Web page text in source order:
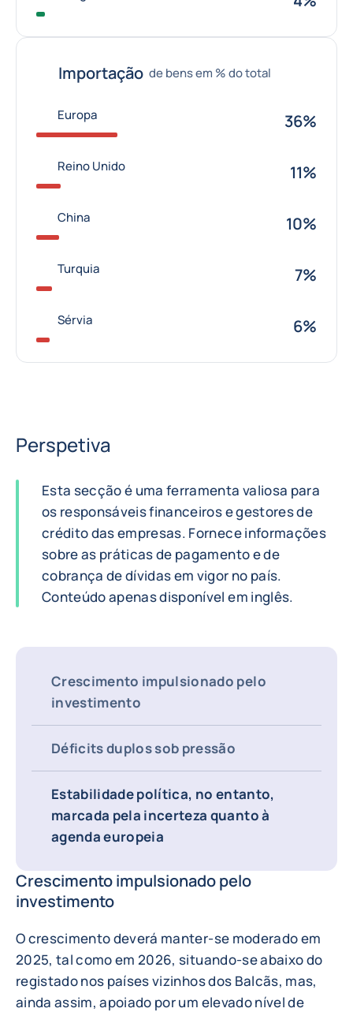
Importação de bens em % do total
Europa 36%
Reino Unido 11%
China 10%
Turquia 7%
Sérvia 6%
Perspetiva
Esta secção é uma ferramenta valiosa para
os responsáveis financeiros e gestores de
crédito das empresas. Fornece informações
sobre as práticas de pagamento e de
cobrança de dívidas em vigor no país.
Conteúdo apenas disponível em inglês.
Crescimento impulsionado pelo
investimento
Déficits duplos sob pressão
Estabilidade política, no entanto,
marcada pela incerteza quanto à
agenda europeia
Crescimento impulsionado pelo
investimento
O crescimento deverá manter-se moderado em
2025, tal como em 2026, situando-se abaixo do
registado nos países vizinhos dos Balcãs, mas,
ainda assim, apoiado por um elevado nível de